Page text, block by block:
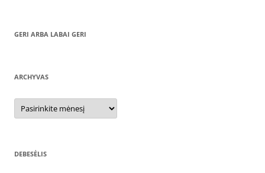
GERI ARBA LABAI GERI
ARCHYVAS
Archyvas
DEBESĖLIS